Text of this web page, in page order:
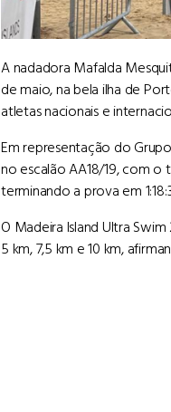
A nadadora Mafalda
de maio, na bela ilha de
atletas nacionais e
Em representação do
no escalão AA18/19, com
terminando a prova em
O Madeira Island Ultra
5 km, 7,5 km e 10 km,